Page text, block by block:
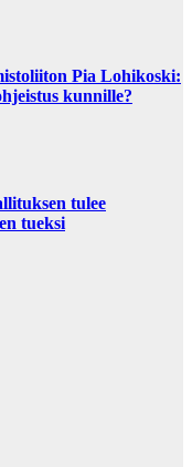
Pia Lohikoski:
kunnille?
tulee
tueksi